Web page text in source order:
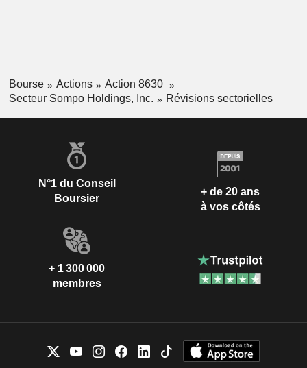
Bourse Actions
Action 8630
Secteur Sompo Holdings, Inc.
Révisions sectorielles
N°1 du Conseil
Boursier
+ de 20 ans
à vos côtés
+ 1 300 000
membres